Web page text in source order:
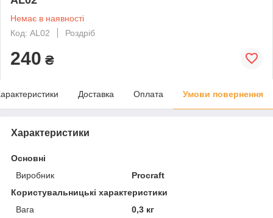
Немає в наявності
Код: AL02
Роздріб
240 ₴
Доставка Оплата Умови повернення
Характеристики
Основні
Виробник
Procraft
Користувальницькі характеристики
Вага
0,3 кг